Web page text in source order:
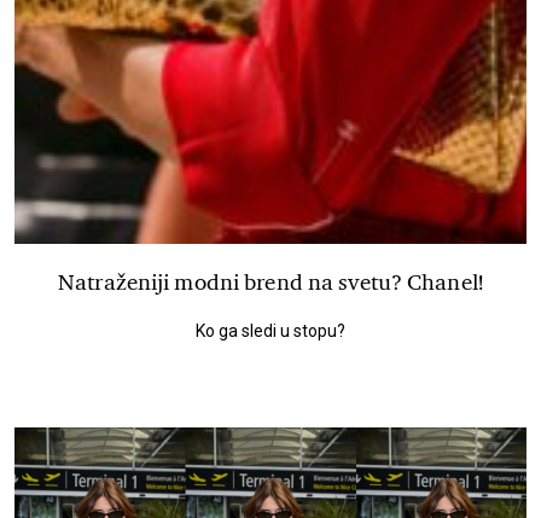
Natraženiji modni brend na svetu? Chanel!
Ko ga sledi u stopu?